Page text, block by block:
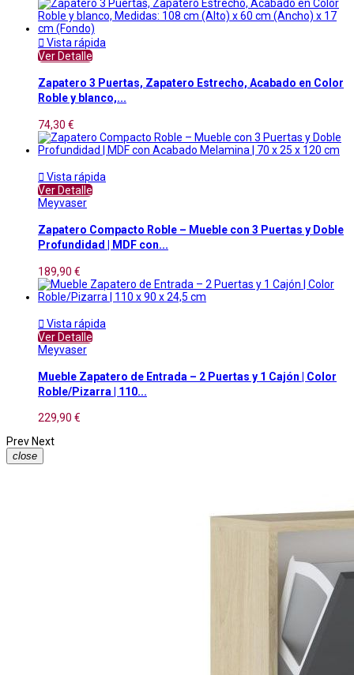
 Vista rápida
Ver Detalle
Zapatero 3 Puertas, Zapatero Estrecho, Acabado en Color
Roble y blanco,...
74,30 €
 Vista rápida
Ver Detalle
Meyvaser
Zapatero Compacto Roble – Mueble con 3 Puertas y Doble
Profundidad | MDF con...
189,90 €
 Vista rápida
Ver Detalle
Meyvaser
Mueble Zapatero de Entrada – 2 Puertas y 1 Cajón | Color
Roble/Pizarra | 110...
229,90 €
Prev Next
close